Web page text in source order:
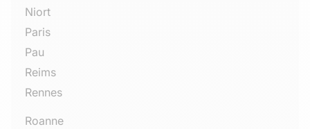
Niort
Paris
Pau
Reims
Rennes
Roanne